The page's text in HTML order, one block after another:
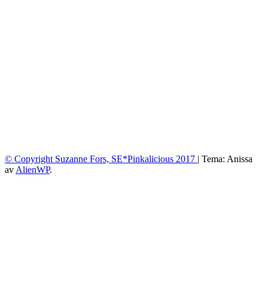
© Copyright Suzanne Fors, SE*Pinkalicious 2017 | Tema: Anissa
av AlienWP.